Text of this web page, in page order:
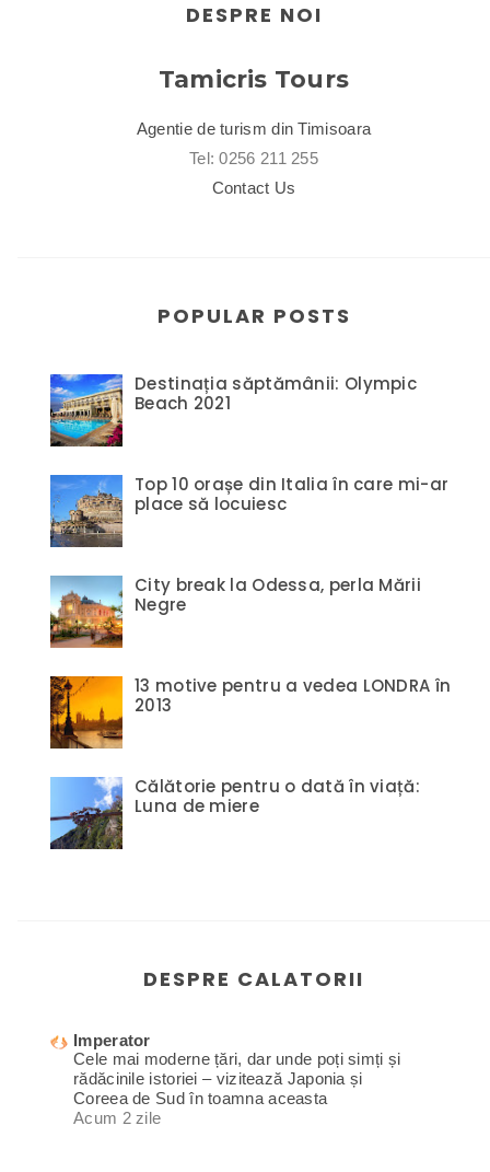
DESPRE NOI
Tamicris Tours
Agentie de turism din Timisoara
Tel: 0256 211 255
Contact Us
POPULAR POSTS
Destinația săptămânii: Olympic
Beach 2021
Top 10 orașe din Italia în care mi-ar
place să locuiesc
City break la Odessa, perla Mării
Negre
13 motive pentru a vedea LONDRA în
2013
Călătorie pentru o dată în viață:
Luna de miere
DESPRE CALATORII
Imperator
Cele mai moderne țări, dar unde poți simți și
rădăcinile istoriei – vizitează Japonia și
Coreea de Sud în toamna aceasta
Acum 2 zile